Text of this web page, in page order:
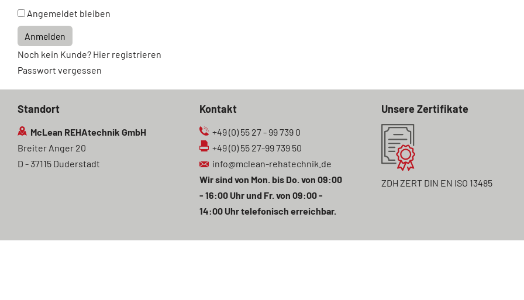
Angemeldet bleiben
Anmelden
Noch kein Kunde? Hier registrieren
Passwort vergessen
Standort
McLean REHAtechnik GmbH
Breiter Anger 20
D - 37115 Duderstadt
Kontakt
+49 (0) 55 27 - 99 739 0
+49 (0) 55 27-99 739 50
info@mclean-rehatechnik.de
Wir sind von Mon. bis Do. von 09:00
- 16:00 Uhr und Fr. von 09:00 -
14:00 Uhr telefonisch erreichbar.
Unsere Zertifikate
ZDH ZERT DIN EN ISO 13485